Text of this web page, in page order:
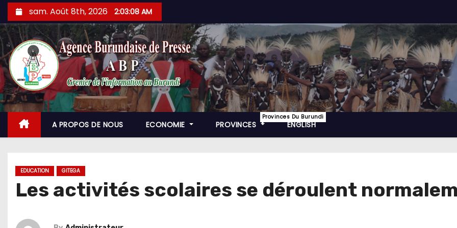
Skip
to
content
sam. Août 8th, 2026 2:03:09 AM
A PROPOS DE NOUS ECONOMIE PROVINCES
Provinces Du Burundi
ENGLISH
EDUCATION GITEGA
Les activités scolaires se déroulent